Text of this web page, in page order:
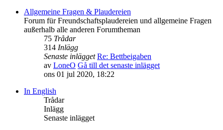
Allgemeine Fragen & Plaudereien
Forum für Freundschaftsplaudereien und allgemeine Fragen
außerhalb alle anderen Forumtheman
75 Trådar
314 Inlägg
Senaste inlägget Re: Bettbeigaben
av LoneO Gå till det senaste inlägget
ons 01 jul 2020, 18:22
In English
Trådar
Inlägg
Senaste inlägget